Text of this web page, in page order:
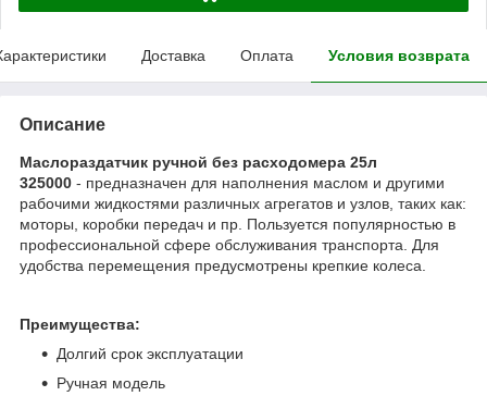
Доставка Оплата Условия возврата
Описание
Маслораздатчик ручной без расходомера 25л
325000 - предназначен для наполнения маслом и другими
рабочими жидкостями различных агрегатов и узлов, таких как:
моторы, коробки передач и пр. Пользуется популярностью в
профессиональной сфере обслуживания транспорта. Для
удобства перемещения предусмотрены крепкие колеса.
Преимущества:
Долгий срок эксплуатации
Ручная модель